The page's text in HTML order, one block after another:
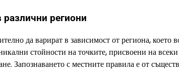
различни региони
да варират в зависимост от региона, което
стойности на точките, присвоени на
Запознаването с местните правила е от